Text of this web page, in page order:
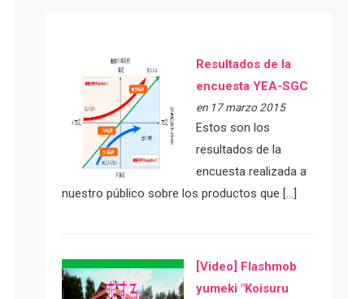
Resultados de la
encuesta YEA-SGC
en 17 marzo 2015
Estos son los
resultados de la
encuesta realizada a
nuestro público sobre los productos que […]
[Video] Flashmob
yumeki "Koisuru